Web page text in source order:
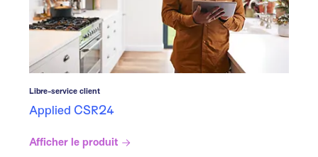
Libre-service client
Applied CSR24
Afficher le produit